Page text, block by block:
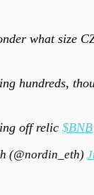
what size
hundreds,
off relic $BNB
(@nordin_eth)